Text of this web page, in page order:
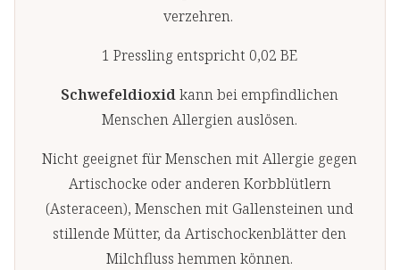
verzehren.
1 Pressling entspricht 0,02 BE
Schwefeldioxidkann bei empfindlichen
Menschen Allergien auslösen.
Nicht geeignet für Menschen mit Allergie gegen
Artischocke oder anderen Korbblütlern
(Asteraceen), Menschen mit Gallensteinen und
stillende Mütter, da Artischockenblätter den
Milchfluss hemmen können.